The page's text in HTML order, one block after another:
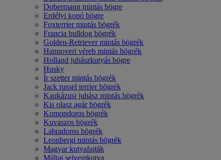
Dobermann mintás bögre
Erdélyi kopó bögre
Foxterrier mintás bögrék
Francia bulldog bögrék
Golden-Retriever mintás bögrék
Hannoveri véreb mintás bögrék
Holland juhászkutyás bögre
Husky
Ír szetter mintás bögrék
Jack russel terrier bögrék
Kaukázusi juhász mintás bögrék
Kis olasz agár bögrék
Komondoros bögrék
Kuvaszos bögrék
Labradoros bögrék
Leonbergi mintás bögrék
Magyar kutyafajták
Máltai selyemkutya